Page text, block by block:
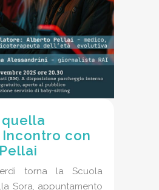
quella
Incontro con
torna la Scuola
Sora, appuntamento